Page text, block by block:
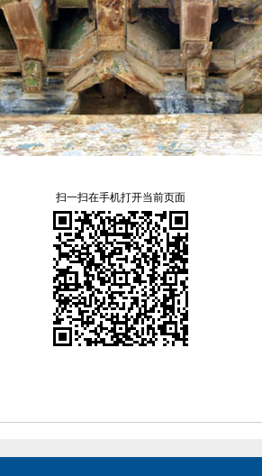
扫一扫在手机打开当前页面